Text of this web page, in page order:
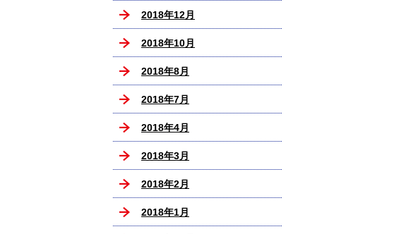
2018年12月
2018年10月
2018年8月
2018年7月
2018年4月
2018年3月
2018年2月
2018年1月